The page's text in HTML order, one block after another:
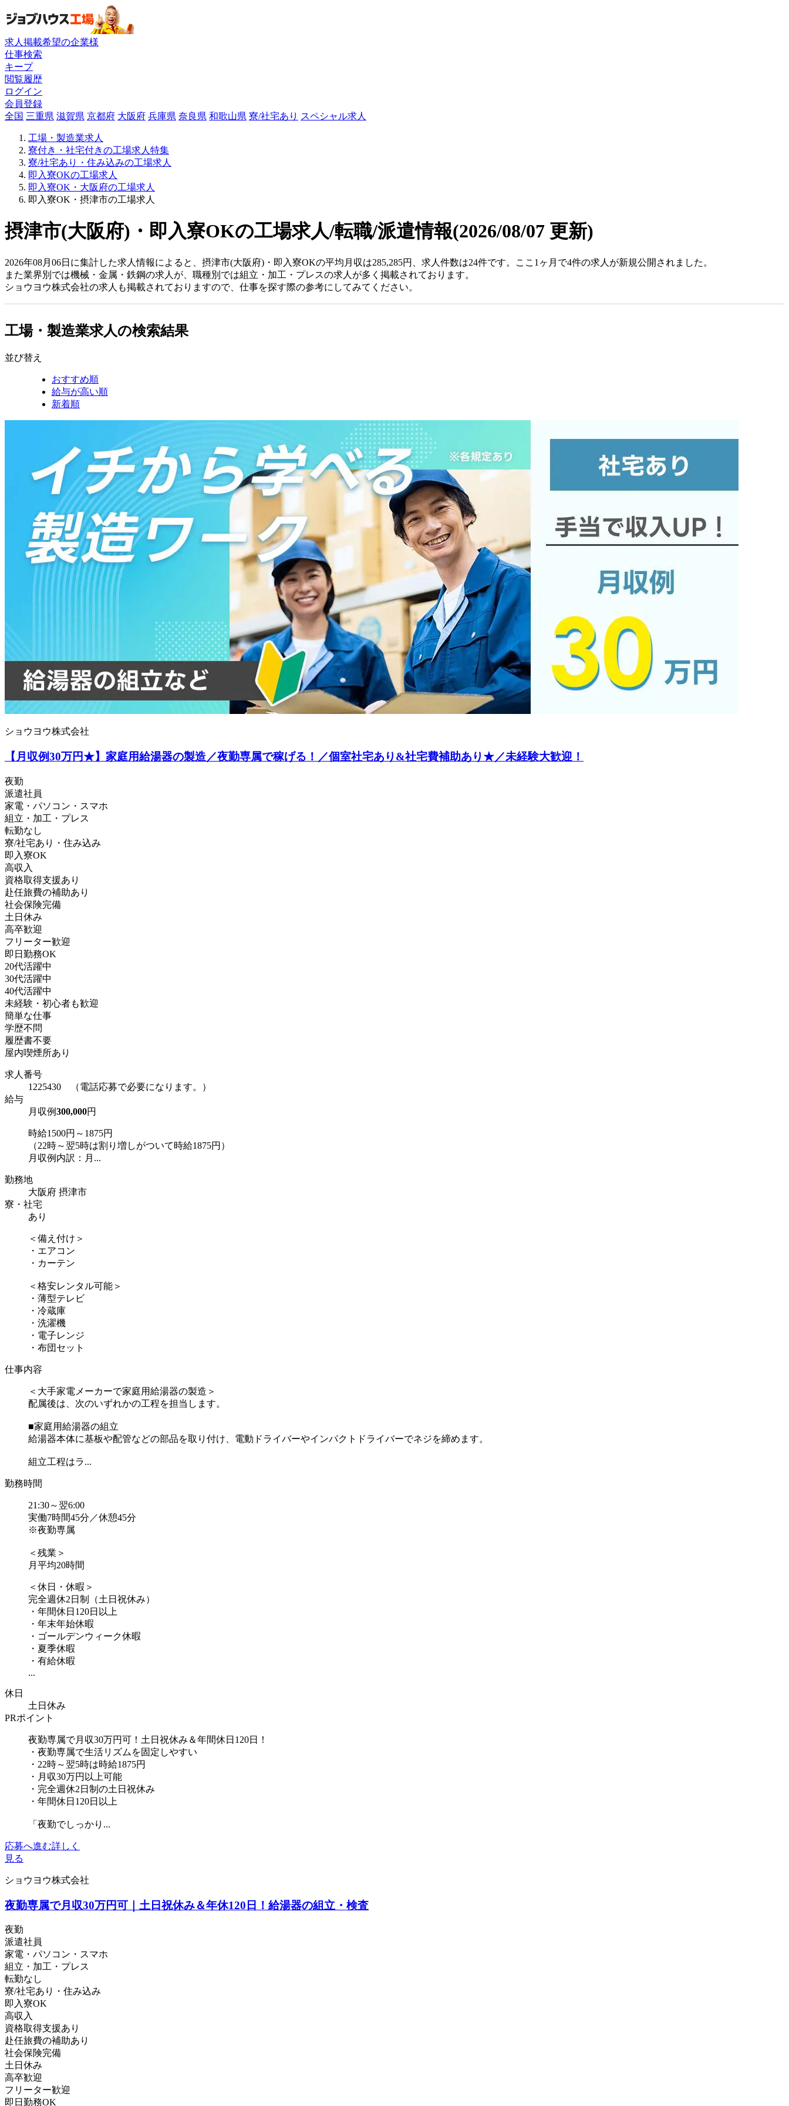
求人掲載希望の企業様
仕事検索
キープ
閲覧履歴
ログイン
会員登録
全国 三重県 滋賀県 京都府 大阪府 兵庫県 奈良県 和歌山県 寮/社宅あり スペシャル求人
工場・製造業求人
寮付き・社宅付きの工場求人特集
寮/社宅あり・住み込みの工場求人
即入寮OKの工場求人
即入寮OK・大阪府の工場求人
即入寮OK・摂津市の工場求人
摂津市(大阪府)・即入寮OKの工場求人/転職/派遣情報(2026/08/07 更新)
2026年08月06日に集計した求人情報によると、摂津市(大阪府)・即入寮OKの平均月収は285,285円、求人件数は24件です。ここ1ヶ月で4件の求人が新規公開されました。
また業界別では機械・金属・鉄鋼の求人が、職種別では組立・加工・プレスの求人が多く掲載されております。
ショウヨウ株式会社の求人も掲載されておりますので、仕事を探す際の参考にしてみてください。
工場・製造業求人の検索結果
並び替え
おすすめ順
給与が高い順
新着順
ショウヨウ株式会社
【月収例30万円★】家庭用給湯器の製造／夜勤専属で稼げる！／個室社宅あり&社宅費補助あり★／未経験大歓迎！
夜勤
派遣社員
家電・パソコン・スマホ
組立・加工・プレス
転勤なし
寮/社宅あり・住み込み
即入寮OK
高収入
資格取得支援あり
赴任旅費の補助あり
社会保険完備
土日休み
高卒歓迎
フリーター歓迎
即日勤務OK
20代活躍中
30代活躍中
40代活躍中
未経験・初心者も歓迎
簡単な仕事
学歴不問
履歴書不要
屋内喫煙所あり
求人番号
1225430 （電話応募で必要になります。）
給与
月収例300,000円
時給1500円～1875円
（22時～翌5時は割り増しがついて時給1875円）
月収例内訳：月...
勤務地
大阪府 摂津市
寮・社宅
あり
＜備え付け＞
・エアコン
・カーテン
＜格安レンタル可能＞
・薄型テレビ
・冷蔵庫
・洗濯機
・電子レンジ
・布団セット
仕事内容
＜大手家電メーカーで家庭用給湯器の製造＞
配属後は、次のいずれかの工程を担当します。
■家庭用給湯器の組立
給湯器本体に基板や配管などの部品を取り付け、電動ドライバーやインパクトドライバーでネジを締めます。
組立工程はラ...
勤務時間
21:30～翌6:00
実働7時間45分／休憩45分
※夜勤専属
＜残業＞
月平均20時間
＜休日・休暇＞
完全週休2日制（土日祝休み）
・年間休日120日以上
・年末年始休暇
・ゴールデンウィーク休暇
・夏季休暇
・有給休暇
...
休日
土日休み
PRポイント
夜勤専属で月収30万円可！土日祝休み＆年間休日120日！
・夜勤専属で生活リズムを固定しやすい
・22時～翌5時は時給1875円
・月収30万円以上可能
・完全週休2日制の土日祝休み
・年間休日120日以上
「夜勤でしっかり...
応募へ進む詳しく
見る
ショウヨウ株式会社
夜勤専属で月収30万円可｜土日祝休み＆年休120日！給湯器の組立・検査
夜勤
派遣社員
家電・パソコン・スマホ
組立・加工・プレス
転勤なし
寮/社宅あり・住み込み
即入寮OK
高収入
資格取得支援あり
赴任旅費の補助あり
社会保険完備
土日休み
高卒歓迎
フリーター歓迎
即日勤務OK